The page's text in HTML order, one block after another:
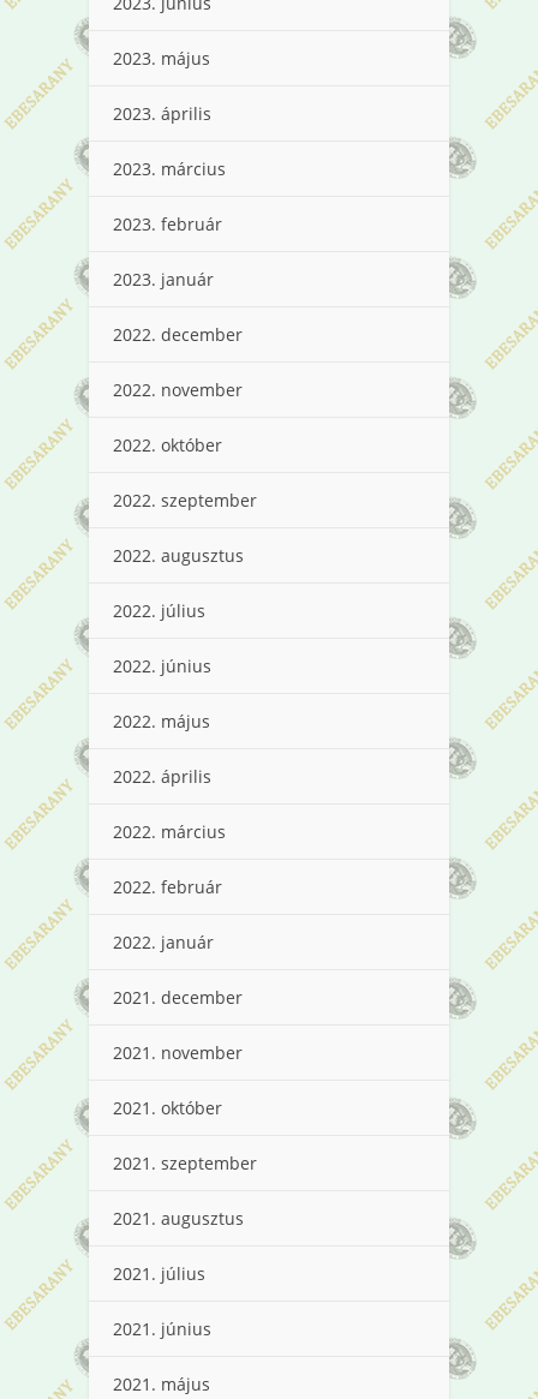
2023. május
2023. április
2023. március
2023. február
2023. január
2022. december
2022. november
2022. október
2022. szeptember
2022. augusztus
2022. július
2022. június
2022. május
2022. április
2022. március
2022. február
2022. január
2021. december
2021. november
2021. október
2021. szeptember
2021. augusztus
2021. július
2021. június
2021. május